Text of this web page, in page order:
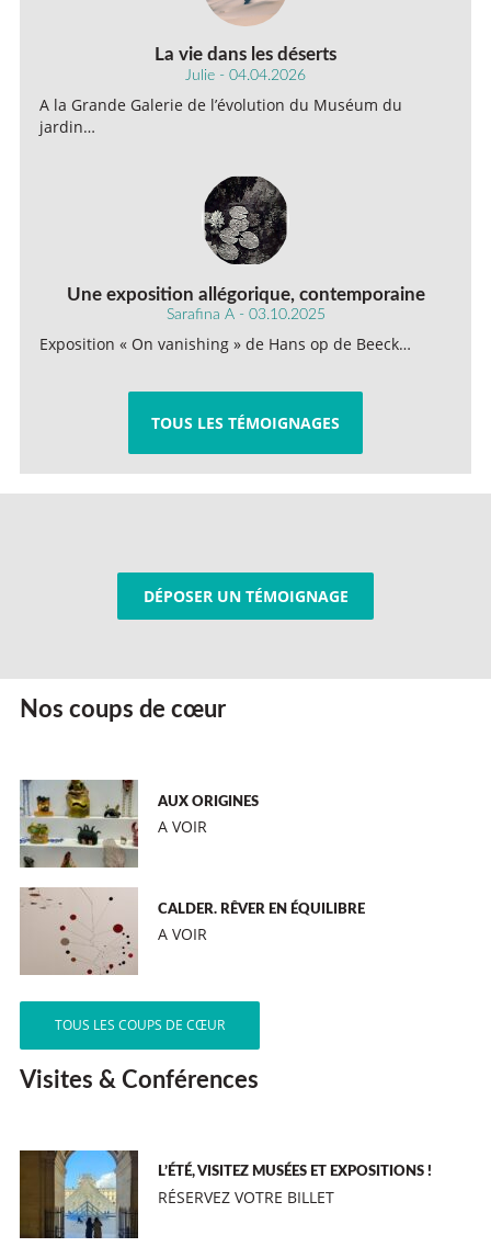
La vie dans les déserts
Julie - 04.04.2026
A la Grande Galerie de l’évolution du Muséum du
jardin…
Une exposition allégorique, contemporaine
Sarafina A - 03.10.2025
Exposition « On vanishing » de Hans op de Beeck…
TOUS LES TÉMOIGNAGES
DÉPOSER UN TÉMOIGNAGE
Nos coups de cœur
AUX ORIGINES
A VOIR
CALDER. RÊVER EN ÉQUILIBRE
A VOIR
TOUS LES COUPS DE CŒUR
Visites & Conférences
L’ÉTÉ, VISITEZ MUSÉES ET EXPOSITIONS !
RÉSERVEZ VOTRE BILLET